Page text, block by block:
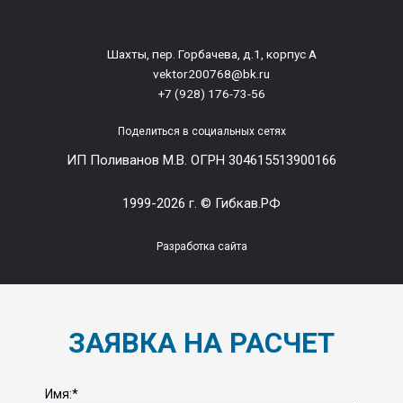
Шахты, пер. Горбачева, д.1, корпус А
vektor200768@bk.ru
+7 (928) 176-73-56
Поделиться в социальных сетях
ИП Поливанов М.В. ОГРН 304615513900166
1999-2026 г. © Гибкав.РФ
Разработка сайта
ЗАЯВКА НА РАСЧЕТ
Имя:*